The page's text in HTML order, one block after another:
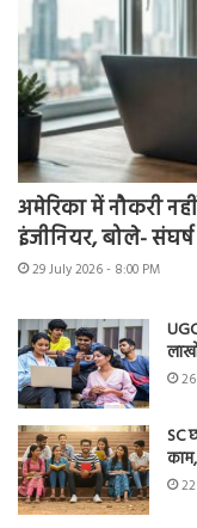
अमेरिका में नौकरी
इंजीनियर, बोले-
29 July 2026 - 8:00 PM
SC